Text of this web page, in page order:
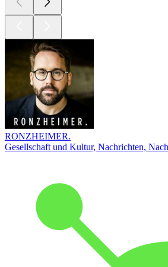
RONZHEIMER.
Gesellschaft und Kultur, Nachrichten,